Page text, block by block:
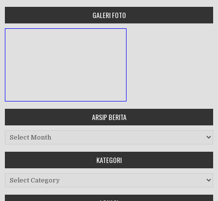
GALERI FOTO
Workshop Perangkat 2019
ARSIP BERITA
Arsip Berita
KATEGORI
Kategori